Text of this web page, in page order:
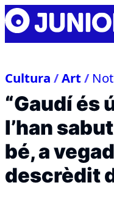
Skip
to
content
Junior
Report
Cultura /Art/
“Gaudí és
l’han
bé, a
descrèdit